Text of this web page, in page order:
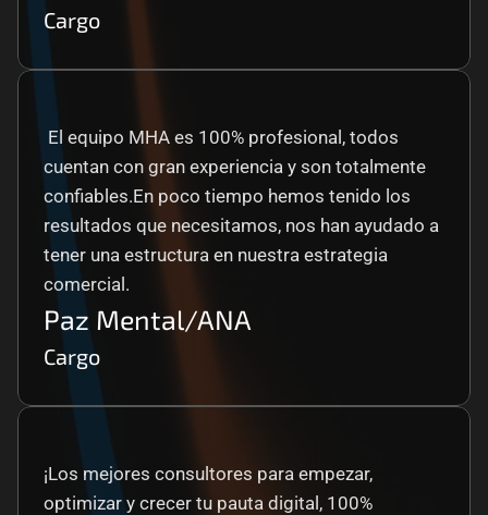
Cargo
cuentan con gran experiencia y son totalmente
confiables.En poco tiempo hemos tenido los
resultados que necesitamos, nos han ayudado a
tener una estructura en nuestra estrategia
comercial.
Paz Mental/ANA
Cargo
¡Los mejores consultores para empezar,
optimizar y crecer tu pauta digital, 100%